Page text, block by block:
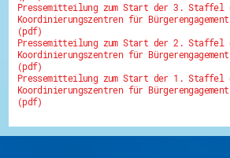
Pressemitteilung zum Start der 3. Staffel
Koordinierungszentren für
(pdf)
Pressemitteilung zum Start der 2. Staffel
Koordinierungszentren für
(pdf)
Pressemitteilung zum Start der 1. Staffel
Koordinierungszentren für
(pdf)